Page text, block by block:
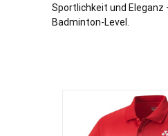
Sportlichkeit und Eleganz
Badminton-Level.